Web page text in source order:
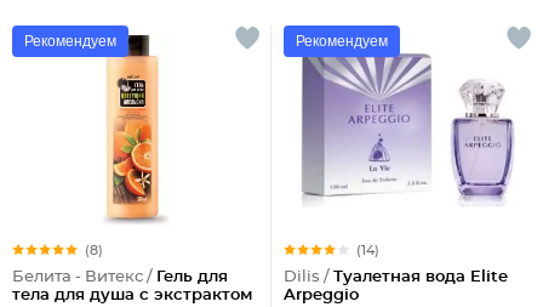
Рекомендуем
(8)
Белита - Витекс / Гель для
тела для душа с экстрактом
Рекомендуем
(14)
Dilis / Туалетная вода Elite
Arpeggio